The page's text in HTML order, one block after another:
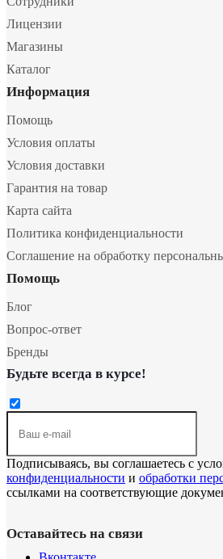
Лицензии
Магазины
Каталог
Информация
Помощь
Условия оплаты
Условия доставки
Гарантия на товар
Карта сайта
Политика конфиденциальности
Соглашение на обработку
Помощь
Блог
Вопрос-ответ
Бренды
Будьте всегда в курсе!
Подписываясь, вы соглашаетесь с
конфиденциальности и обработки
ссылками на соответствующие
Оставайтесь на связи